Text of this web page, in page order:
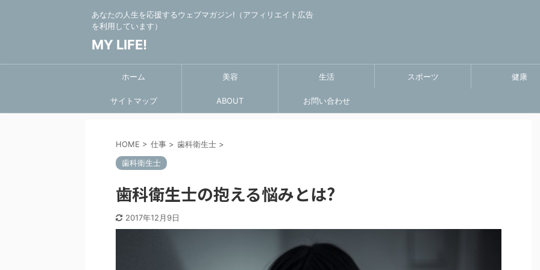
あなたの人生を応援するウェブマガジン!（アフィリエイト広告
を利用しています）
MY LIFE!
ホーム 美容 生活 スポーツ 健康
サイトマップ ABOUT お問い合わせ
HOME > 仕事 > 歯科衛生士 >
歯科衛生士
歯科衛生士の抱える悩みとは?
2017年12月9日